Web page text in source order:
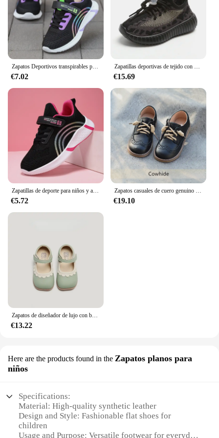
€7.02 €15.69
Zapatillas de deporte para niños y adolescentes, zapatos deportivos para niñas, Tenis de ocio para niños, zapatillas de correr casuales cálidas de moda para niños, 28-39
€5.72
Zapatos casuales de cuero genuino para niños, zapatos de estilo británico para bebés, antideslizantes, planos, hasta el tobillo, para la escuela, 6T 8T
€19.10
Zapatos de diseñador de lujo con borde de flores para niñas y niños, novedad de primavera y verano, zapatos de cuero para niñas pequeñas, princesa Mary Jane H01188 2024
€13.22
Here are the products found in the Zapatos planos para
niños
Specifications:
Material: High-quality synthetic leather
Design and Style: Fashionable flat shoes for
children
Usage and Purpose: Versatile footwear for everyday